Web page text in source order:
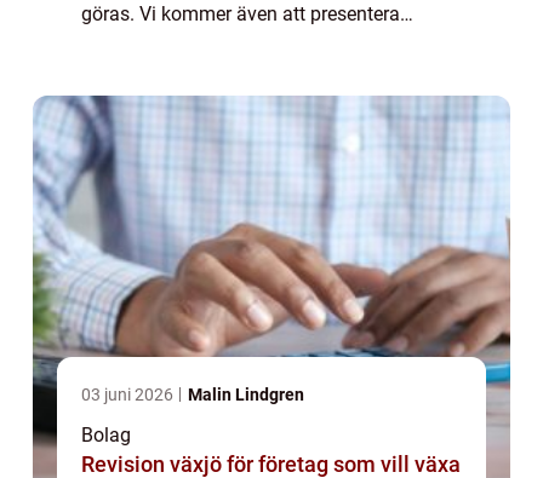
göras. Vi kommer även att presentera
03 juni 2026 Malin Lindgren
Bolag
Revision växjö för företag som vill växa